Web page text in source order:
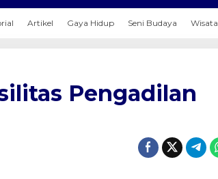
Artikel Gaya Hidup Seni Budaya Wisata
Pengadilan